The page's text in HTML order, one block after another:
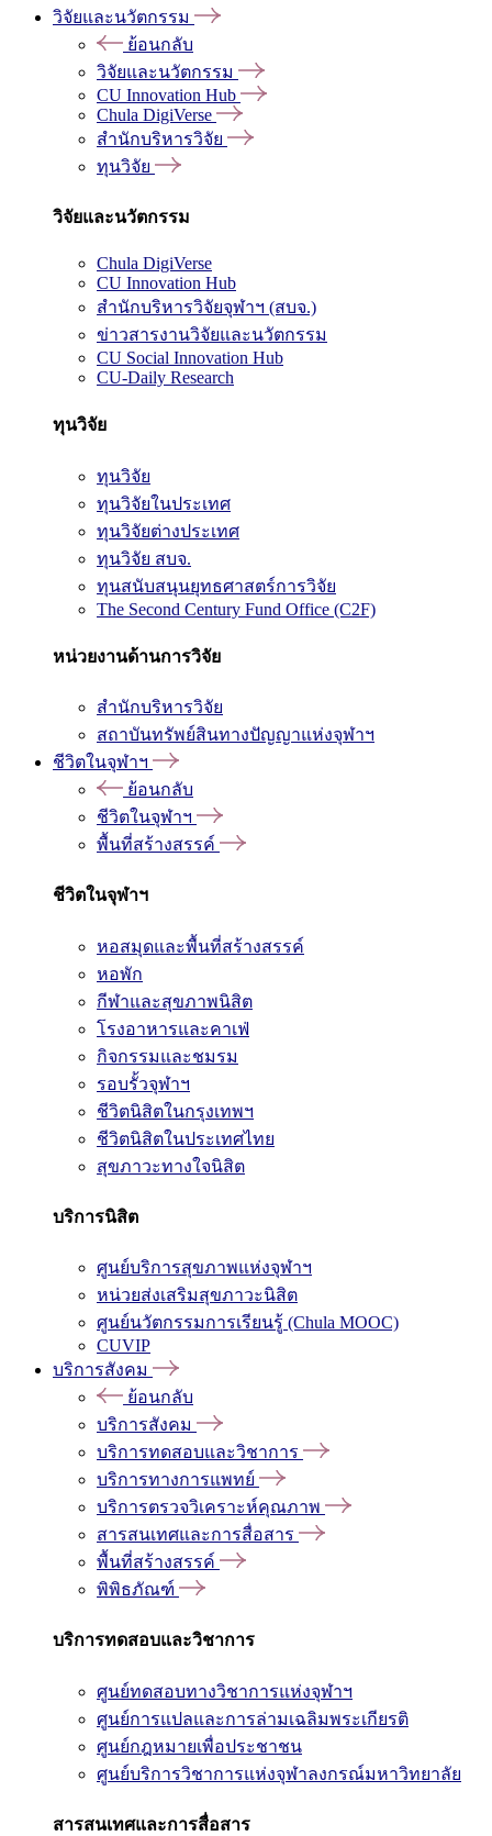
วิจัยและนวัตกรรม
ย้อนกลับ
วิจัยและนวัตกรรม
CU Innovation Hub
Chula DigiVerse
สำนักบริหารวิจัย
ทุนวิจัย
วิจัยและนวัตกรรม
Chula DigiVerse
CU Innovation Hub
สำนักบริหารวิจัยจุฬาฯ (สบจ.)
ข่าวสารงานวิจัยและนวัตกรรม
CU Social Innovation Hub
CU-Daily Research
ทุนวิจัย
ทุนวิจัย
ทุนวิจัยในประเทศ
ทุนวิจัยต่างประเทศ
ทุนวิจัย สบจ.
ทุนสนับสนุนยุทธศาสตร์การวิจัย
The Second Century Fund Office (C2F)
หน่วยงานด้านการวิจัย
สำนักบริหารวิจัย
สถาบันทรัพย์สินทางปัญญาแห่งจุฬาฯ
ชีวิตในจุฬาฯ
ย้อนกลับ
ชีวิตในจุฬาฯ
พื้นที่สร้างสรรค์
ชีวิตในจุฬาฯ
หอสมุดและพื้นที่สร้างสรรค์
หอพัก
กีฬาและสุขภาพนิสิต
โรงอาหารและคาเฟ่
กิจกรรมและชมรม
รอบรั้วจุฬาฯ
ชีวิตนิสิตในกรุงเทพฯ
ชีวิตนิสิตในประเทศไทย
สุขภาวะทางใจนิสิต
บริการนิสิต
ศูนย์บริการสุขภาพแห่งจุฬาฯ
หน่วยส่งเสริมสุขภาวะนิสิต
ศูนย์นวัตกรรมการเรียนรู้ (Chula MOOC)
CUVIP
บริการสังคม
ย้อนกลับ
บริการสังคม
บริการทดสอบและวิชาการ
บริการทางการแพทย์
บริการตรวจวิเคราะห์คุณภาพ
สารสนเทศและการสื่อสาร
พื้นที่สร้างสรรค์
พิพิธภัณฑ์
บริการทดสอบและวิชาการ
ศูนย์ทดสอบทางวิชาการแห่งจุฬาฯ
ศูนย์การแปลและการล่ามเฉลิมพระเกียรติ
ศูนย์กฎหมายเพื่อประชาชน
ศูนย์บริการวิชาการแห่งจุฬาลงกรณ์มหาวิทยาลัย
สารสนเทศและการสื่อสาร